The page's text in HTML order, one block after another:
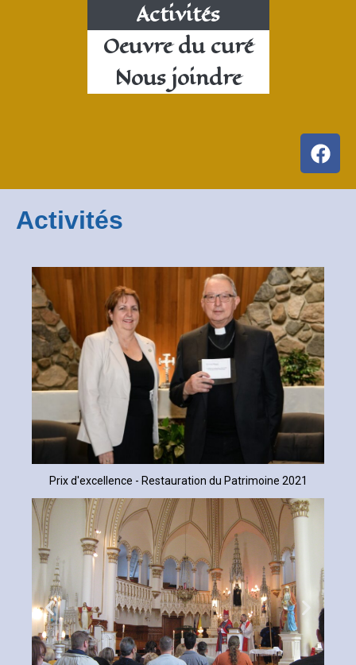
Activités
Oeuvre du curé
Nous joindre
Activités
Prix d'excellence - Restauration du Patrimoine 2021